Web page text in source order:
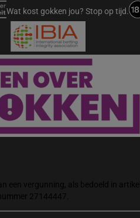
Wat kost gokken jou? Stop op tijd.
een vergunning, als bedoeld in artikel
27144447.